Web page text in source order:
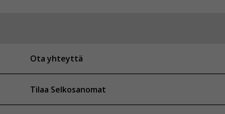
Ota yhteyttä
Tilaa Selkosanomat